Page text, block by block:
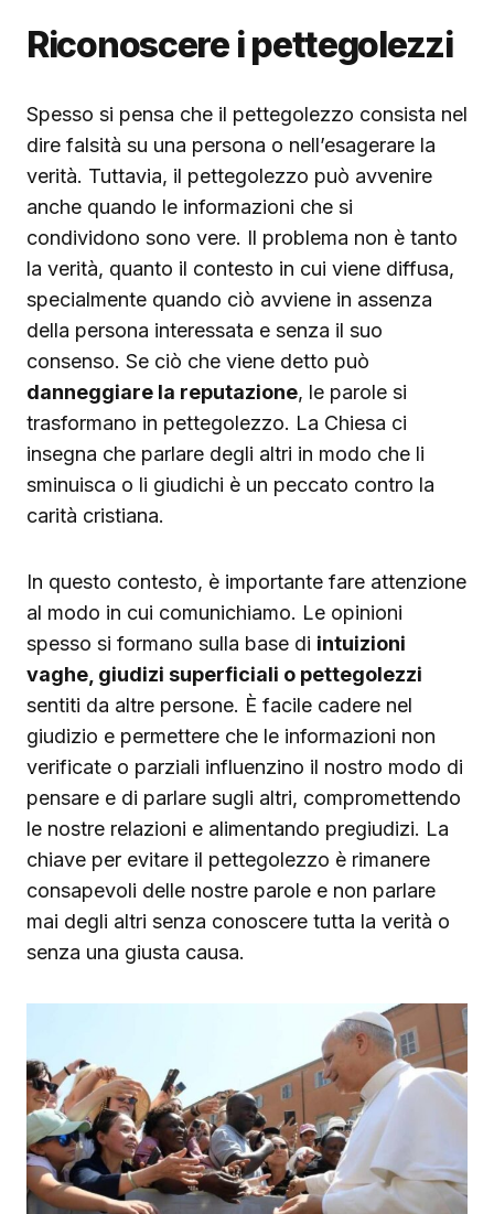
Riconoscere i pettegolezzi
Spesso si pensa che il pettegolezzo consista nel
dire falsità su una persona o nell’esagerare la
verità. Tuttavia, il pettegolezzo può avvenire
anche quando le informazioni che si
condividono sono vere. Il problema non è tanto
la verità, quanto il contesto in cui viene diffusa,
specialmente quando ciò avviene in assenza
della persona interessata e senza il suo
consenso. Se ciò che viene detto può
danneggiare la reputazione, le parole si
trasformano in pettegolezzo. La Chiesa ci
insegna che parlare degli altri in modo che li
sminuisca o li giudichi è un peccato contro la
carità cristiana.
In questo contesto, è importante fare attenzione
al modo in cui comunichiamo. Le opinioni
spesso si formano sulla base di intuizioni
vaghe, giudizi superficiali o pettegolezzi
sentiti da altre persone. È facile cadere nel
giudizio e permettere che le informazioni non
verificate o parziali influenzino il nostro modo di
pensare e di parlare sugli altri, compromettendo
le nostre relazioni e alimentando pregiudizi. La
chiave per evitare il pettegolezzo è rimanere
consapevoli delle nostre parole e non parlare
mai degli altri senza conoscere tutta la verità o
senza una giusta causa.